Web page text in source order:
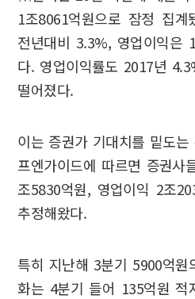
1조8061억원으로 잠정 집
전년대비 3.3%, 영업이익은
다. 영업이익률도 2017년
떨어졌다.
이는 증권가 기대치를 밑도
프엔가이드에 따르면 증권
조5830억원, 영업이익 2조
추정해왔다.
특히 지난해 3분기 5900억
화는 4분기 들어 135억원 적